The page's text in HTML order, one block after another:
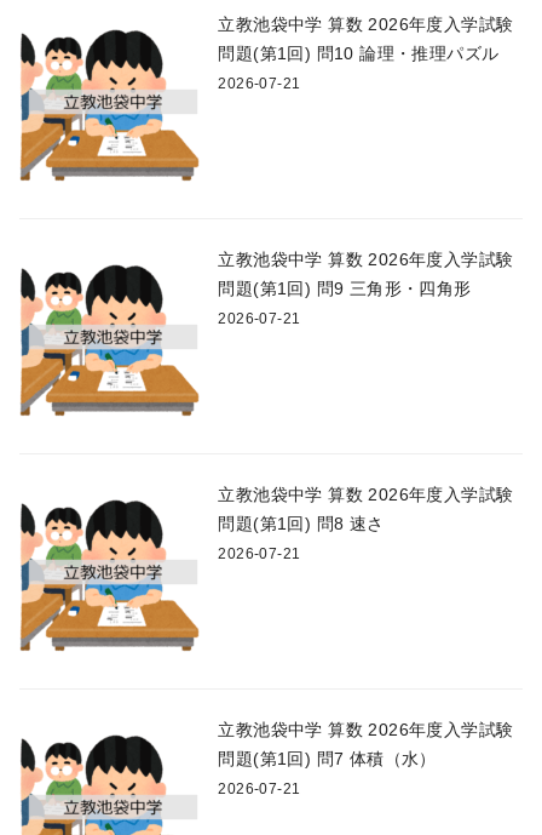
立教池袋中学 算数 2026年度入学試験
問題(第1回) 問10 論理・推理パズル
2026-07-21
立教池袋中学 算数 2026年度入学試験
問題(第1回) 問9 三角形・四角形
2026-07-21
立教池袋中学 算数 2026年度入学試験
問題(第1回) 問8 速さ
2026-07-21
立教池袋中学 算数 2026年度入学試験
問題(第1回) 問7 体積（水）
2026-07-21